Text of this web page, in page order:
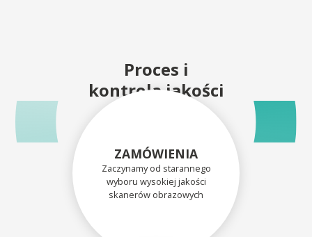
Proces i
kontrola jakości
ZAMÓWIENIA
Zaczynamy od starannego
wyboru wysokiej jakości
skanerów obrazowych